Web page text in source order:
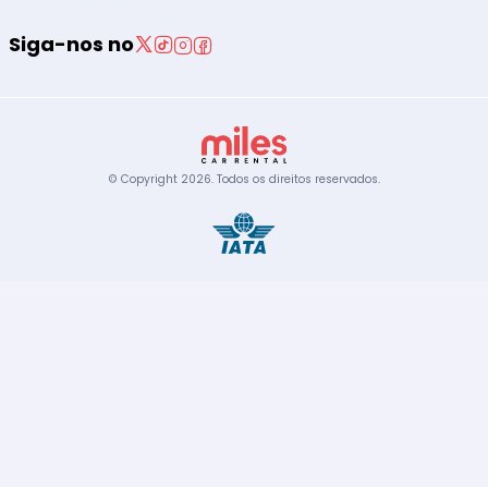
Siga-nos no
© Copyright 2026. Todos os direitos reservados.